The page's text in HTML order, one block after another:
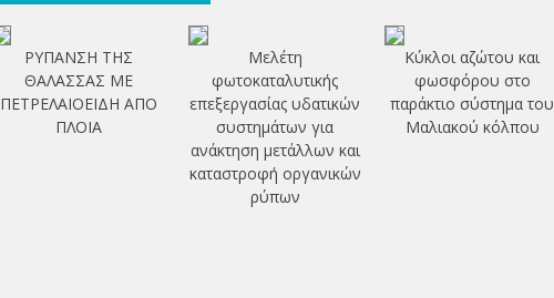
ΡΥΠΑΝΣΗ ΤΗΣ
ΘΑΛΑΣΣΑΣ ΜΕ
ΠΕΤΡΕΛΑΙΟΕΙΔΗ ΑΠΟ
ΠΛΟΙΑ
Μελέτη
φωτοκαταλυτικής
επεξεργασίας υδατικών
συστημάτων για
ανάκτηση μετάλλων και
καταστροφή οργανικών
ρύπων
Κύκλοι αζώτου και
φωσφόρου στο
παράκτιο σύστημα του
Mαλιακού κόλπου